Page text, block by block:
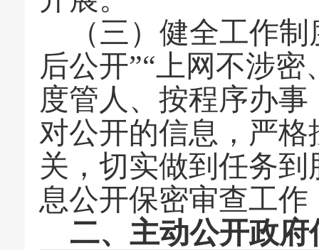
（三）健全工作
后公开”“上网不涉
度管人、按程序办
对公开的信息，严
关，切实做到任务
息公开保密审查工
二、主动公开政府